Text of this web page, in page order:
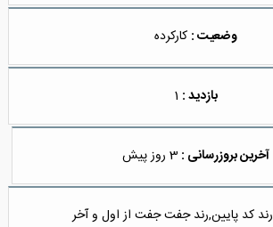
وضعیت : کارکرده
بازدید :
آخرین بروزرسانی : 3 روز پیش
رند کد پایین,رند جفت جفت از اول و آخر